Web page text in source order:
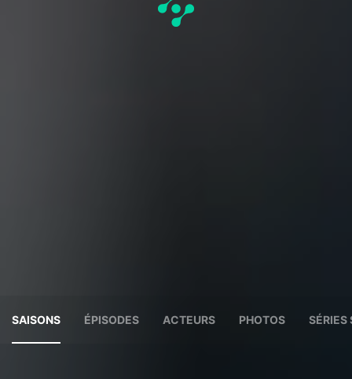
SAISONS ÉPISODES ACTEURS PHOTOS SÉRIES